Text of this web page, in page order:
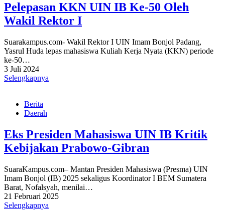
Pelepasan KKN UIN IB Ke-50 Oleh
Wakil Rektor I
Suarakampus.com- Wakil Rektor I UIN Imam Bonjol Padang,
Yasrul Huda lepas mahasiswa Kuliah Kerja Nyata (KKN) periode
ke-50…
3 Juli 2024
Selengkapnya
Berita
Daerah
Eks Presiden Mahasiswa UIN IB Kritik
Kebijakan Prabowo-Gibran
SuaraKampus.com– Mantan Presiden Mahasiswa (Presma) UIN
Imam Bonjol (IB) 2025 sekaligus Koordinator I BEM Sumatera
Barat, Nofalsyah, menilai…
21 Februari 2025
Selengkapnya